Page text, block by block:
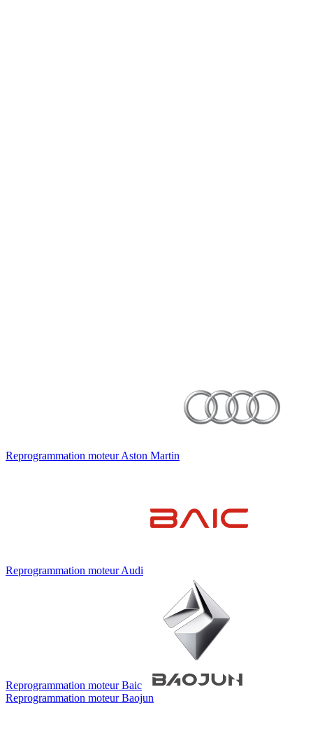
Reprogrammation moteurAston Martin
Reprogrammation moteurAudi
Reprogrammation moteurBaic
Reprogrammation moteurBaojun